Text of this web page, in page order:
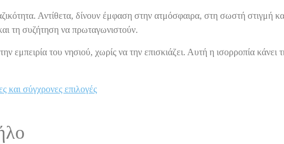
Αντίθετα, δίνουν έμφαση στην ατμόσφαιρα, στη σωστή στιγμή
τη συζήτηση να πρωταγωνιστούν.
εμπειρία του νησιού, χωρίς να την επισκιάζει. Αυτή η ισορροπία κάνει
και σύγχρονες επιλογές